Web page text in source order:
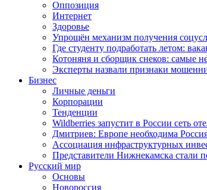
Оппозиция
Интернет
Здоровье
Упрощён механизм получения
Где студенту подработать летом:
Котоняня и сборщик снеков: самые
Эксперты назвали признаки
Бизнес
Личные деньги
Корпорации
Тенденции
Wildberries запустит в России сеть
Дмитриев: Европе необходима
Ассоциация инфраструктурных
Представители Нижнекамска стали
Русский мир
Основы
Новороссия